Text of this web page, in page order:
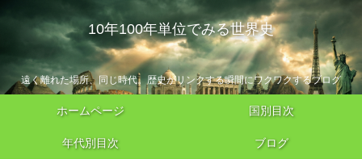
10年100年単位でみる世界史
遠く離れた場所、同じ時代。歴史がリンクする瞬間にワクワクするブログ
ホームページ 国別目次
年代別目次 ブログ